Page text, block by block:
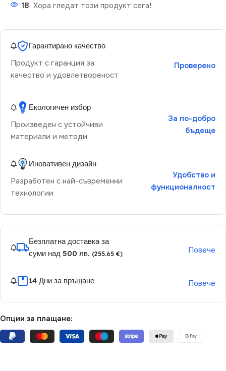
18 Хора гледат този продукт сега!
Гарантирано качество
Продукт с гаранция за
качество и удовлетвореност
Проверено
Екологичен избор
Произведен с устойчиви
материали и методи
За по-добро
бъдеще
Иновативен дизайн
Разработен с най-съвременни
технологии
Удобство и
функционалност
Безплатна доставка за
суми над 500 лв. (255.65 €) Повече
14 Дни за връщане Повече
Опции за плащане: